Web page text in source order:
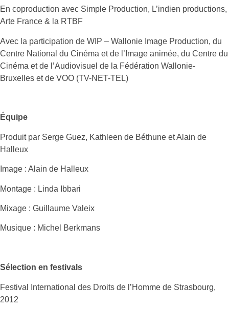
En coproduction avec Simple Production, L’indien productions,
Arte France & la RTBF
Avec la participation de WIP – Wallonie Image Production, du
Centre National du Cinéma et de l’Image animée, du Centre du
Cinéma et de l’Audiovisuel de la Fédération Wallonie-
Bruxelles et de VOO (TV-NET-TEL)
Équipe
Produit par Serge Guez, Kathleen de Béthune et Alain de
Halleux
Image : Alain de Halleux
Montage : Linda Ibbari
Mixage : Guillaume Valeix
Musique : Michel Berkmans
Sélection en festivals
Festival International des Droits de l’Homme de Strasbourg,
2012